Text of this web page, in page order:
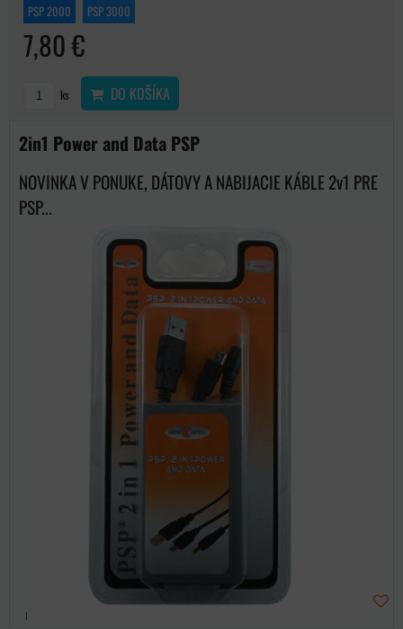
PSP 2000 PSP 3000
7,80 €
ks DO KOŠÍKA
2in1 Power and Data PSP
NOVINKA V PONUKE, DÁTOVY A NABIJACIE KÁBLE 2v1 PRE
PSP...